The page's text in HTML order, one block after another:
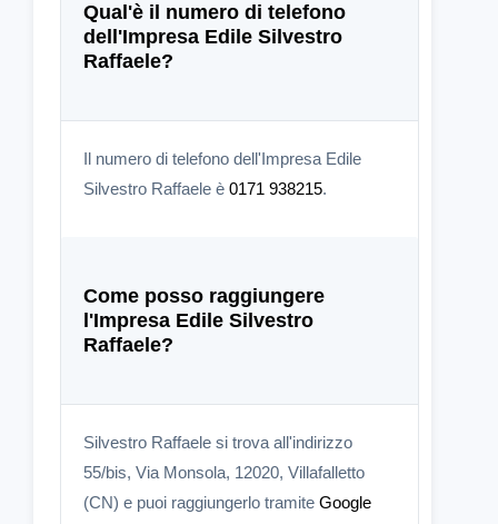
Qual'è il numero di telefono
dell'Impresa Edile Silvestro
Raffaele?
Il numero di telefono dell'Impresa Edile
Silvestro Raffaele è 0171 938215.
Come posso raggiungere
l'Impresa Edile Silvestro
Raffaele?
Silvestro Raffaele si trova all'indirizzo
55/bis, Via Monsola, 12020, Villafalletto
(CN) e puoi raggiungerlo tramite Google